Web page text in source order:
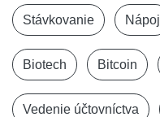
Stávkovanie Nápoj
Biotech Bitcoin
Vedenie účtovníctva